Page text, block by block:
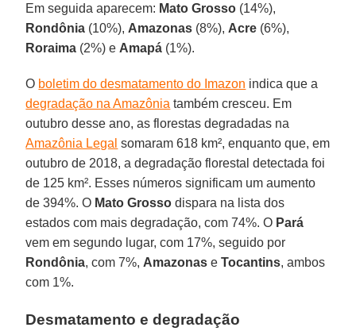
Em seguida aparecem: Mato Grosso (14%),
Rondônia (10%), Amazonas (8%), Acre (6%),
Roraima (2%) e Amapá (1%).
O boletim do desmatamento do Imazon indica que a
degradação na Amazônia também cresceu. Em
outubro desse ano, as florestas degradadas na
Amazônia Legal somaram 618 km², enquanto que, em
outubro de 2018, a degradação florestal detectada foi
de 125 km². Esses números significam um aumento
de 394%. O Mato Grosso dispara na lista dos
estados com mais degradação, com 74%. O Pará
vem em segundo lugar, com 17%, seguido por
Rondônia, com 7%, Amazonas eTocantins, ambos
com 1%.
Desmatamento e degradação